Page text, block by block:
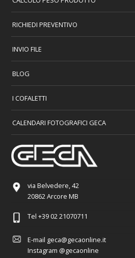
RICHIEDI PREVENTIVO
INVIO FILE
BLOG
I COFALETTI
CALENDARI FOTOGRAFICI GECA
via Belvedere, 42
20862 Arcore MB
Tel +39 02 21070711
E-mail geca@gecaonline.it
Instagram @gecaonline